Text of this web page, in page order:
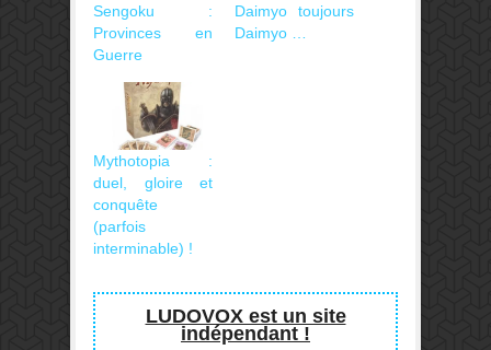
Sengoku :
Provinces en
Guerre
Daimyo toujours
Daimyo …
Mythotopia :
duel, gloire et
conquête
(parfois
interminable) !
LUDOVOX est un site
indépendant !